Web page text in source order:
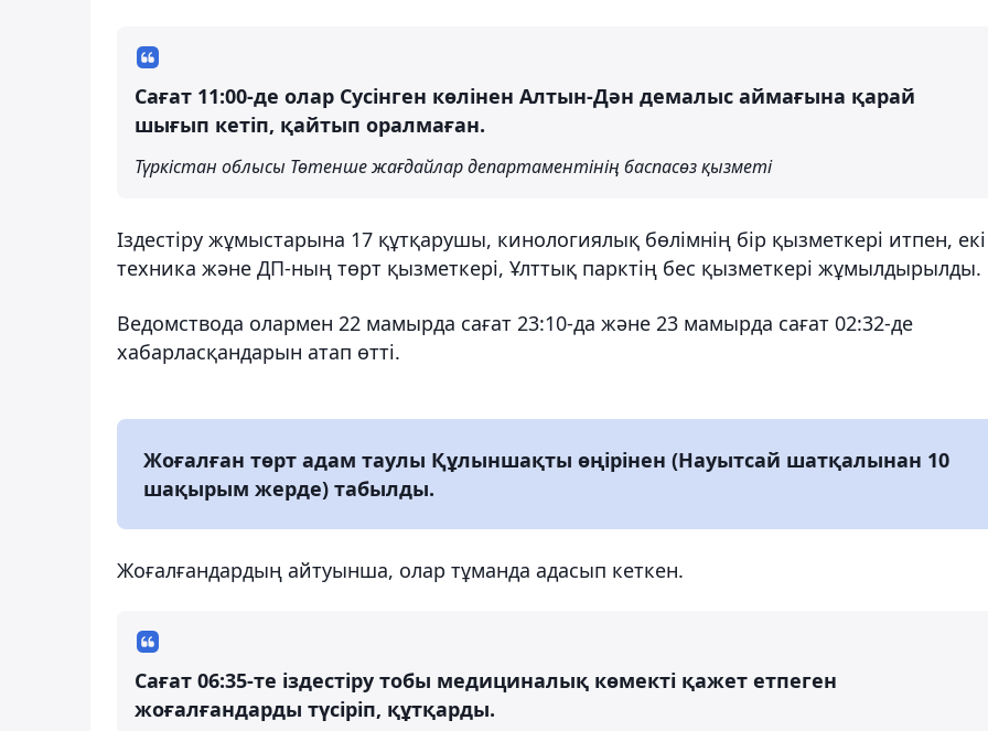
Сағат 11:00-де олар Сусінген көлінен Алтын-Дән демалыс аймағына қарай
шығып кетіп, қайтып оралмаған.
Түркістан облысы Төтенше жағдайлар департаментінің баспасөз қызметі
Іздестіру жұмыстарына 17 құтқарушы, кинологиялық бөлімнің бір қызметкері итпен, екі
техника және ДП-ның төрт қызметкері, Ұлттық парктің бес қызметкері жұмылдырылды.
Ведомствода олармен 22 мамырда сағат 23:10-да және 23 мамырда сағат 02:32-де
хабарласқандарын атап өтті.
Жоғалған төрт адам таулы Құлыншақты өңірінен (Науытсай шатқалынан 10
шақырым жерде) табылды.
Жоғалғандардың айтуынша, олар тұманда адасып кеткен.
Сағат 06:35-те іздестіру тобы медициналық көмекті қажет етпеген
жоғалғандарды түсіріп, құтқарды.